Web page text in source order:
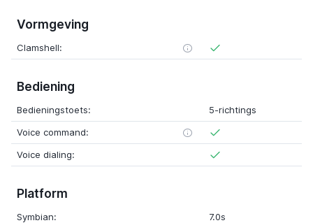
Vormgeving
Clamshell:
Bediening
Bedieningstoets:
5-richtings
Voice command:
Voice dialing:
Platform
Symbian:
7.0s